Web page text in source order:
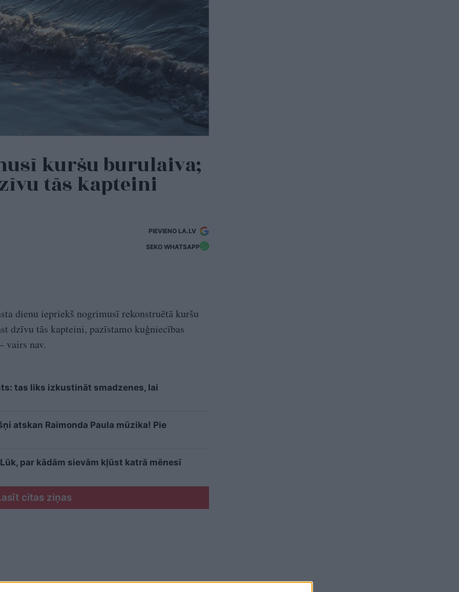
kuršu burulaiva;
tās kapteini
PIEVIENO LA.LV
SEKO WHATSAPP
dienu iepriekš nogrimusī rekonstruētā kuršu
dzīvu tās kapteini, pazīstamo kuģniecības
vairs nav.
tas liks izkustināt smadzenes, lai
atskan Raimonda Paula mūzika! Pie
par kādām sievām kļūst katrā mēnesī
citas ziņas